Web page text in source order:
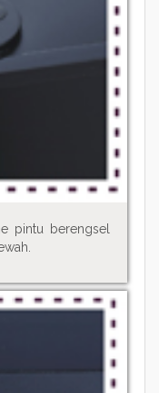
pintu berengsel